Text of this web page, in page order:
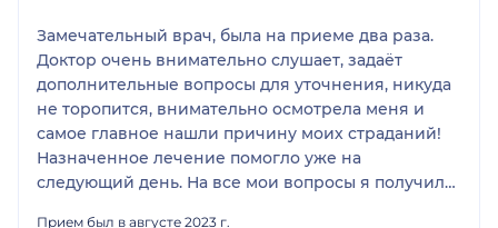
Замечательный врач, была на приеме два раза.
Доктор очень внимательно слушает, задаёт
дополнительные вопросы для уточнения, никуда
не торопится, внимательно осмотрела меня и
самое главное нашли причину моих страданий!
Назначенное лечение помогло уже на
следующий день. На все мои вопросы я получила
Прием был в августе 2023 г.